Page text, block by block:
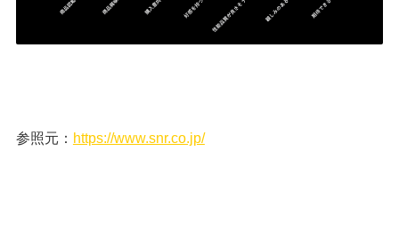
参照元： https://www.snr.co.jp/